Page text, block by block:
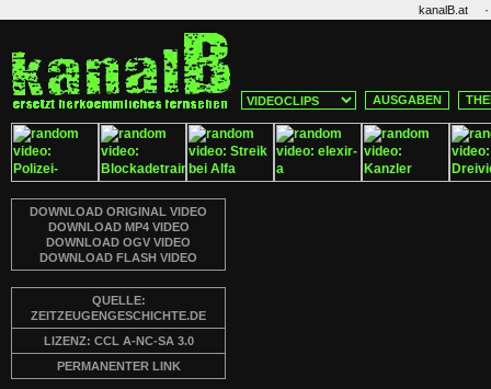
kanalB.at ·
AUSGABEN
DOWNLOAD ORIGINAL VIDEO
DOWNLOAD MP4 VIDEO
DOWNLOAD OGV VIDEO
DOWNLOAD FLASH VIDEO
QUELLE:
ZEITZEUGENGESCHICHTE.DE
LIZENZ: CCL A-NC-SA 3.0
PERMANENTER LINK